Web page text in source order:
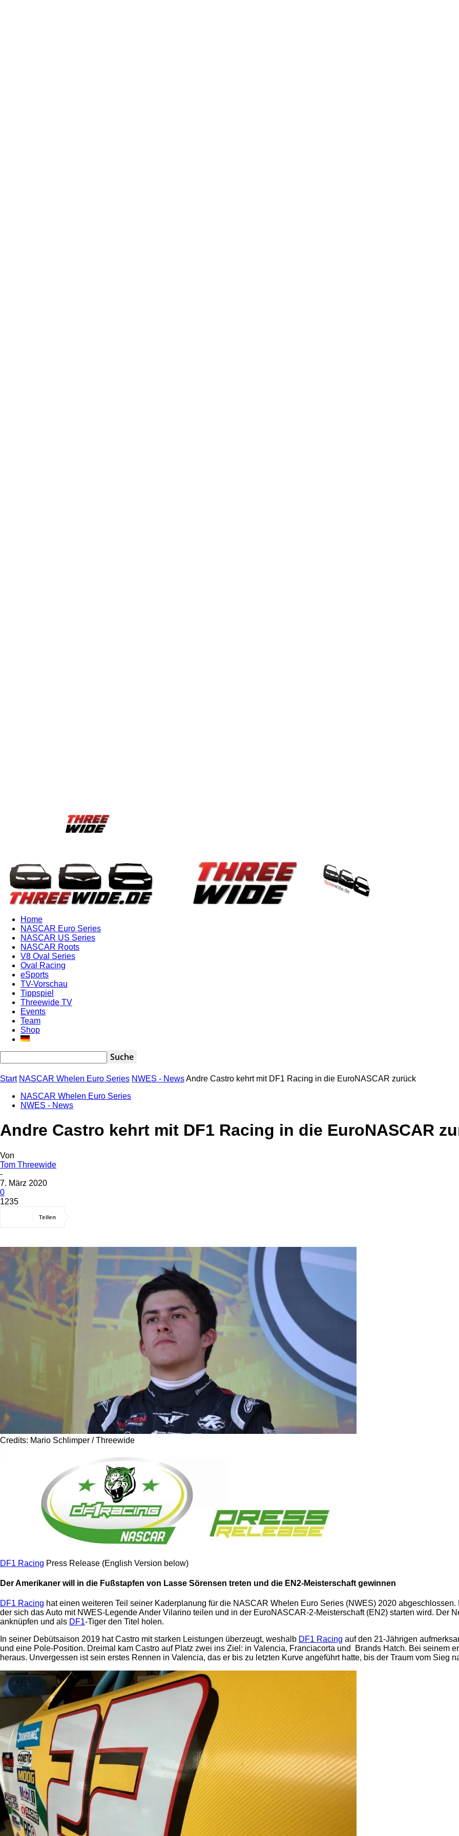
Home
NASCAR Euro Series
NASCAR US Series
NASCAR Roots
V8 Oval Series
Oval Racing
eSports
TV-Vorschau
Tippspiel
Threewide TV
Events
Team
Shop
Start NASCAR Whelen Euro Series NWES - NewsAndre Castro kehrt mit DF1 Racing in die EuroNASCAR zurück
NASCAR Whelen Euro Series
NWES - News
Andre Castro kehrt mit DF1 Racing in die EuroNASCAR
Von
Tom Threewide
-
7. März 2020
0
1235
Teilen
Credits: Mario Schlimper / Threewide
DF1 Racing Press Release (English Version below)
Der Amerikaner will in die Fußstapfen von Lasse Sörensen treten und die EN2-Meisterschaft gewinnen
DF1 Racing hat einen weiteren Teil seiner Kaderplanung für die NASCAR Whelen Euro Series (NWES) 2020
der sich das Auto mit NWES-Legende Ander Vilarino teilen und in der EuroNASCAR-2-Meisterschaft (EN2) starten wird. Der
anknüpfen und als DF1-Tiger den Titel holen.
In seiner Debütsaison 2019 hat Castro mit starken Leistungen überzeugt, weshalb DF1 Racing auf den 21-Jährigen
und eine Pole-Position. Dreimal kam Castro auf Platz zwei ins Ziel: in Valencia, Franciacorta und Brands Hatch. Bei seinem
heraus. Unvergessen ist sein erstes Rennen in Valencia, das er bis zu letzten Kurve angeführt hatte, bis der Traum vom Sieg